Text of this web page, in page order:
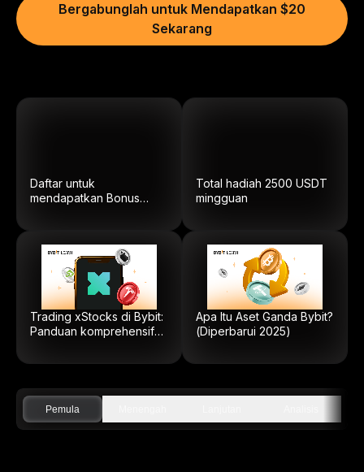
Bergabunglah untuk Mendapatkan $20
Sekarang
Daftar untuk
mendapatkan Bonus
Total hadiah 2500 USDT
mingguan
Trading xStocks di Bybit:
Panduan komprehensif
Apa Itu Aset Ganda Bybit?
(Diperbarui 2025)
Pemula